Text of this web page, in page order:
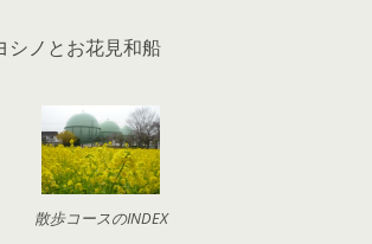
シノとお花見和船
散歩コースのINDEX